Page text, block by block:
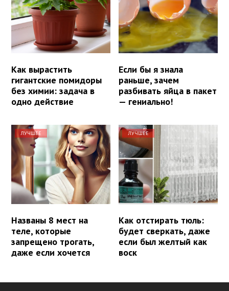
Как вырастить
гигантские помидоры
без химии: задача в
одно действие
Если бы я знала
раньше, зачем
разбивать яйца в пакет
— гениально!
ЛУЧШЕЕ
Названы 8 мест на
теле, которые
запрещено трогать,
даже если хочется
ЛУЧШЕЕ
Как отстирать тюль:
будет сверкать, даже
если был желтый как
воск